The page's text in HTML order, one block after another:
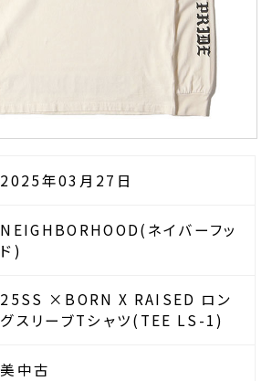
2025年03月27日
NEIGHBORHOOD(ネイバーフッ
ド)
25SS ×BORN X RAISED ロン
グスリーブTシャツ(TEE LS-1)
美中古